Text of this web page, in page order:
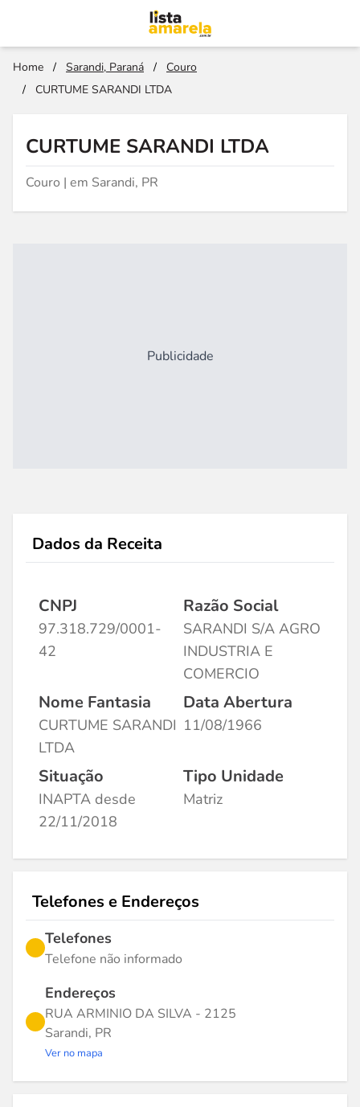
Home / Sarandi, Paraná /
Couro
/
CURTUME SARANDI LTDA
CURTUME SARANDI LTDA
Couro | em Sarandi, PR
Publicidade
Dados da Receita
CNPJ
97.318.729/0001-
42
Razão Social
SARANDI S/A AGRO
INDUSTRIA E
COMERCIO
Nome Fantasia
CURTUME SARANDI
LTDA
Data Abertura
11/08/1966
Situação
INAPTA desde
22/11/2018
Tipo Unidade
Matriz
Telefones e Endereços
Telefones
Telefone não informado
Endereços
RUA ARMINIO DA SILVA - 2125
Sarandi, PR
Ver no mapa